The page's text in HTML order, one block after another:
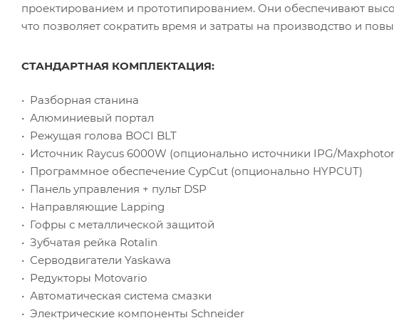
проектированием и прототипированием. Они обеспечивают
что позволяет сократить время и затраты на производство и
СТАНДАРТНАЯ КОМПЛЕКТАЦИЯ:
• Разборная станина
• Алюминиевый портал
• Режущая голова BOCI BLT
• Источник Raycus 6000W (опционально источники IPG/
• Программное обеспечение CypCut (опционально HYPCUT)
• Панель управления + пульт DSP
• Направляющие Lapping
• Гофры с металлической защитой
• Зубчатая рейка Rotalin
• Серводвигатели Yaskawa
• Редукторы Motovario
• Автоматическая система смазки
• Электрические компоненты Schneider